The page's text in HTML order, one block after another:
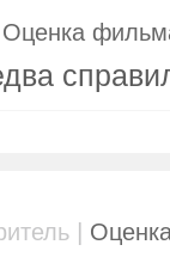
Оценка
|